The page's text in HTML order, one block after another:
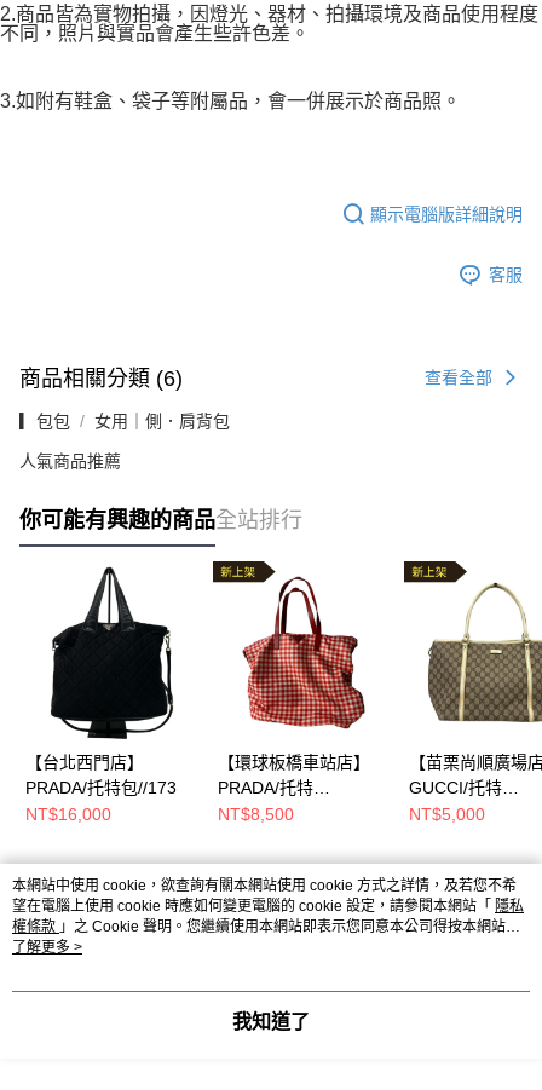
2.商品皆為實物拍攝，因燈光、器材、拍攝環境及商品使用程度
不同，照片與實品會產生些許色差。
3.如附有鞋盒、袋子等附屬品，會一併展示於商品照。
顯示電腦版詳細說明
客服
商品相關分類 (6) 查看全部
▎包包 女用｜側．肩背包
人氣商品推薦
你可能有興趣的商品全站排行
【台北西門店】
PRADA/托特包//173
NT$16,000
【環球板橋車站店】
PRADA/托特
包//B4696G
NT$8,500
【苗栗尚順廣場
GUCCI/托特
包//197953
NT$5,000
熱門標籤
本網站中使用 cookie，欲查詢有關本網站使用 cookie 方式之詳情，及若您不希
望在電腦上使用 cookie 時應如何變更電腦的 cookie 設定，請參閱本網站「 隱私
權條款 」之 Cookie 聲明。您繼續使用本網站即表示您同意本公司得按本網站使
用條款之 Cookie 聲明使用 cookie。
了解更多 >
我知道了